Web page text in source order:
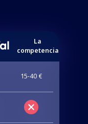
La
competencia
15-40 €